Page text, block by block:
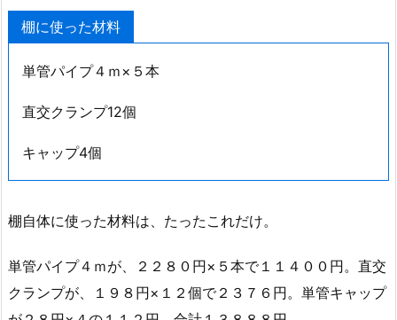
棚に使った材料
単管パイプ４ｍ×５本
直交クランプ12個
キャップ4個
棚自体に使った材料は、たったこれだけ。
単管パイプ４ｍが、２２８０円×５本で１１４００円。直交
クランプが、１９８円×１２個で２３７６円。単管キャップ